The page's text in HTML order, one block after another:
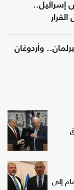
إسرائيل..
وأردوغان
إلى